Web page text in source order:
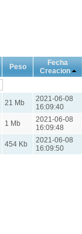
Peso
Fecha
Creacion
21 Mb
2021-06-08
16:09:40
1 Mb
2021-06-08
16:09:48
454 Kb
2021-06-08
16:09:50